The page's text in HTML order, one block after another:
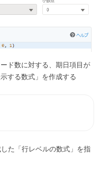
ド数に対する、期日項目が
する数式」を作成する
た「行レベルの数式」を指